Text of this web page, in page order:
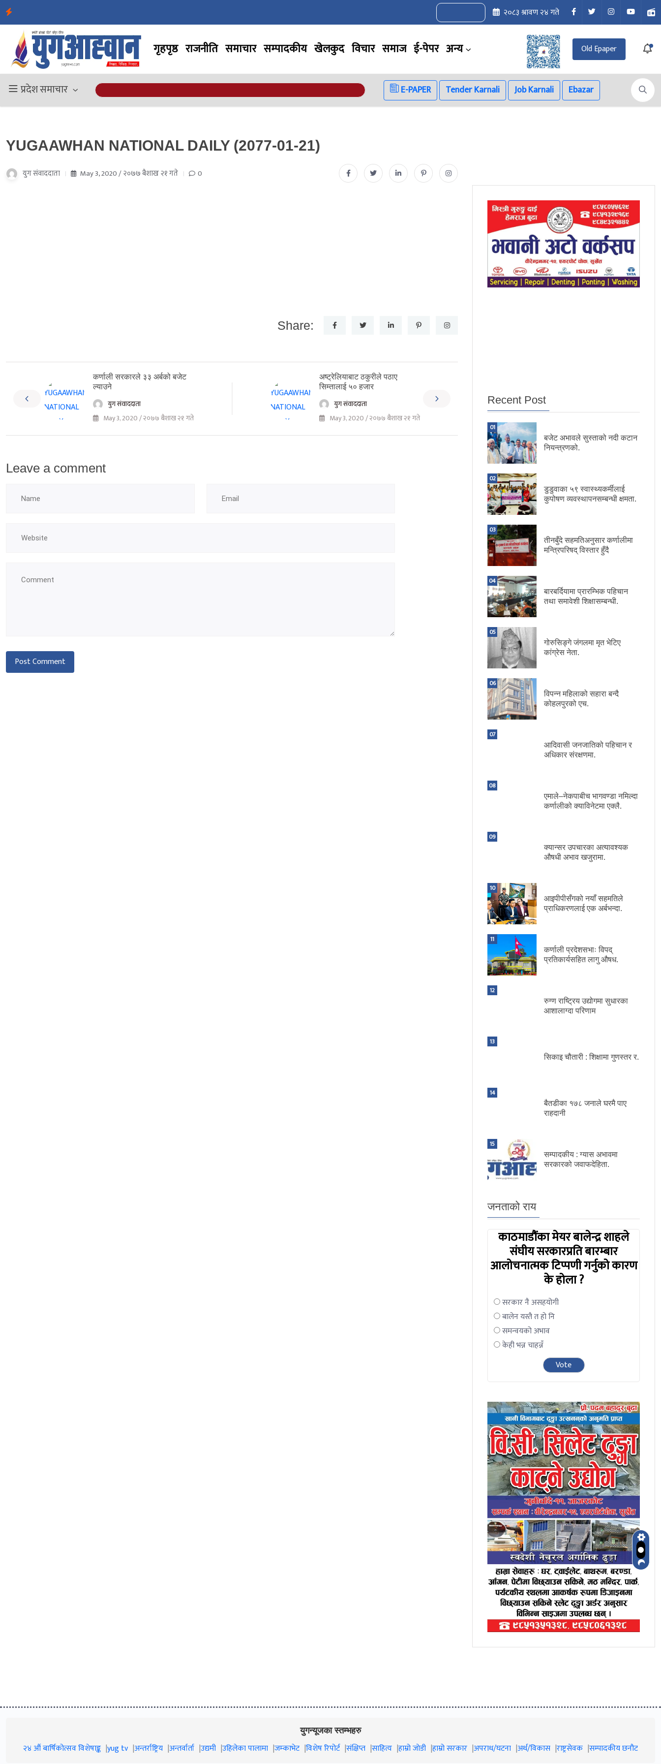
२०८३ श्रावण २४ गते
गृहपृष्ठ राजनीति समाचार सम्पादकीय खेलकुद विचार समाज ई-पेपर अन्य Old Epaper
प्रदेश समाचार E-PAPER Tender Karnali Job Karnali Ebazar
YUGAAWHAN NATIONAL DAILY (2077-01-21)
युग संवाददाता May 3, 2020 / २०७७ बैशाख २१ गते 0
Share:
कर्णाली सरकारले ३३ अर्बको बजेट
ल्याउने
युग संवाददाता
May 3, 2020 / २०७७ बैशाख २१ गते
अष्ट्रेलियाबाट ठकुरीले पठाए
सिम्तालाई ५० हजार
युग संवाददाता
May 3, 2020 / २०७७ बैशाख २१ गते
Leave a comment
Recent Post
01
बजेट अभावले सुस्ताको नदी कटान
नियन्त्रणको.
02
डुडुवाका ५९ स्वास्थ्यकर्मीलाई
कुपोषण व्यवस्थापनसम्बन्धी क्षमता.
03
तीनबुँदे सहमतिअनुसार कर्णालीमा
मन्त्रिपरिषद् विस्तार हुँदै
04
बारबर्दियामा प्रारम्भिक पहिचान
तथा समावेशी शिक्षासम्बन्धी.
05
गोरुसिङ्गे जंगलमा मृत भेटिए
कांग्रेस नेता.
06
विपन्न महिलाको सहारा बन्दै
कोहलपुरको एच.
07
आदिवासी जनजातिको पहिचान र
अधिकार संरक्षणमा.
08
एमाले–नेकपाबीच भागवण्डा नमिल्दा
कर्णालीको क्याविनेटमा एक्लै.
09
क्यान्सर उपचारका अत्यावश्यक
औषधी अभाव खजुरामा.
10
आइपीपीसँगको नयाँ सहमतिले
प्राधिकरणलाई एक अर्बभन्दा.
11
कर्णाली प्रदेशसभाः विपद्
प्रतिकार्यसहित लागु औषध.
12
रुग्ण राष्ट्रिय उद्योगमा सुधारका
आशालाग्दा परिणाम
13
सिकाइ चौतारी : शिक्षामा गुणस्तर र.
14
बैतडीका १७८ जनाले घरमै पाए
राहदानी
15
सम्पादकीय : ग्यास अभावमा
सरकारको जवाफदेहिता.
जनताको राय
काठमाडौंका मेयर बालेन्द्र शाहले
संघीय सरकारप्रति बारम्बार
आलोचनात्मक टिप्पणी गर्नुको कारण
के होला ?
सरकार नै असहयोगी
बालेन यस्तै त हो नि
समन्वयको अभाव
केही भन्न चाहन्नँ
युगन्यूजका स्तम्भहरु
२४ औं बार्षिकोत्सव विशेषाङ्क yug tv अन्तर्राष्ट्रिय अन्तर्वार्ता उद्यमी उहिलेका पालामा जम्काभेट विशेष रिपोर्ट संक्षिप्त साहित्य हाम्रो जाेडी हाम्रो सरकार अपराध/घटना अर्थ/विकास राष्ट्रसेवक सम्पादकीय छनौट